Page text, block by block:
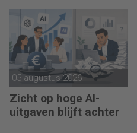
05 augustus 2026
Zicht op hoge AI-
uitgaven blijft achter